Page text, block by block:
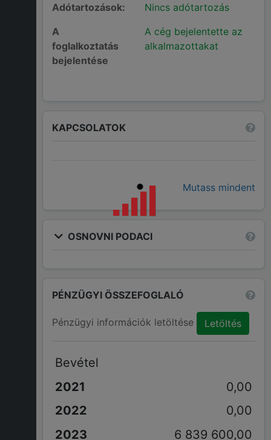
Adótartozások:
Nincs adótartozás
A
foglalkoztatás
bejelentése
A cég bejelentette az
alkalmazottakat
KAPCSOLATOK
Mutass mindent
OSNOVNI PODACI
PÉNZÜGYI ÖSSZEFOGLALÓ
Pénzügyi információk letöltése Letöltés
Bevétel
0,00
0,00
6 839 600,00